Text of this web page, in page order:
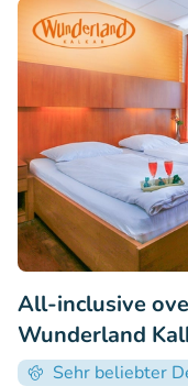
All-inclusive
Wunderland
Sehr beliebter